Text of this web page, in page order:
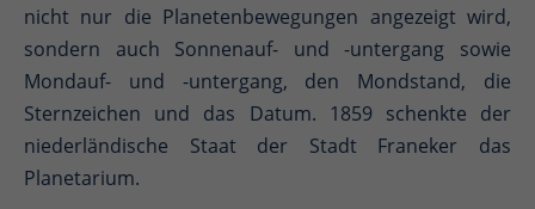
nicht nur die Planetenbewegungen angezeigt wird,
sondern auch Sonnenauf- und -untergang sowie
Mondauf- und -untergang, den Mondstand, die
Sternzeichen und das Datum. 1859 schenkte der
niederländische Staat der Stadt Franeker das
Planetarium.